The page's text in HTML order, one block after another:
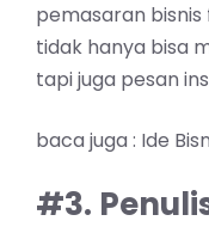
pemasaran bisnis
tidak hanya bisa
tapi juga pesan
baca juga : Ide
#3.